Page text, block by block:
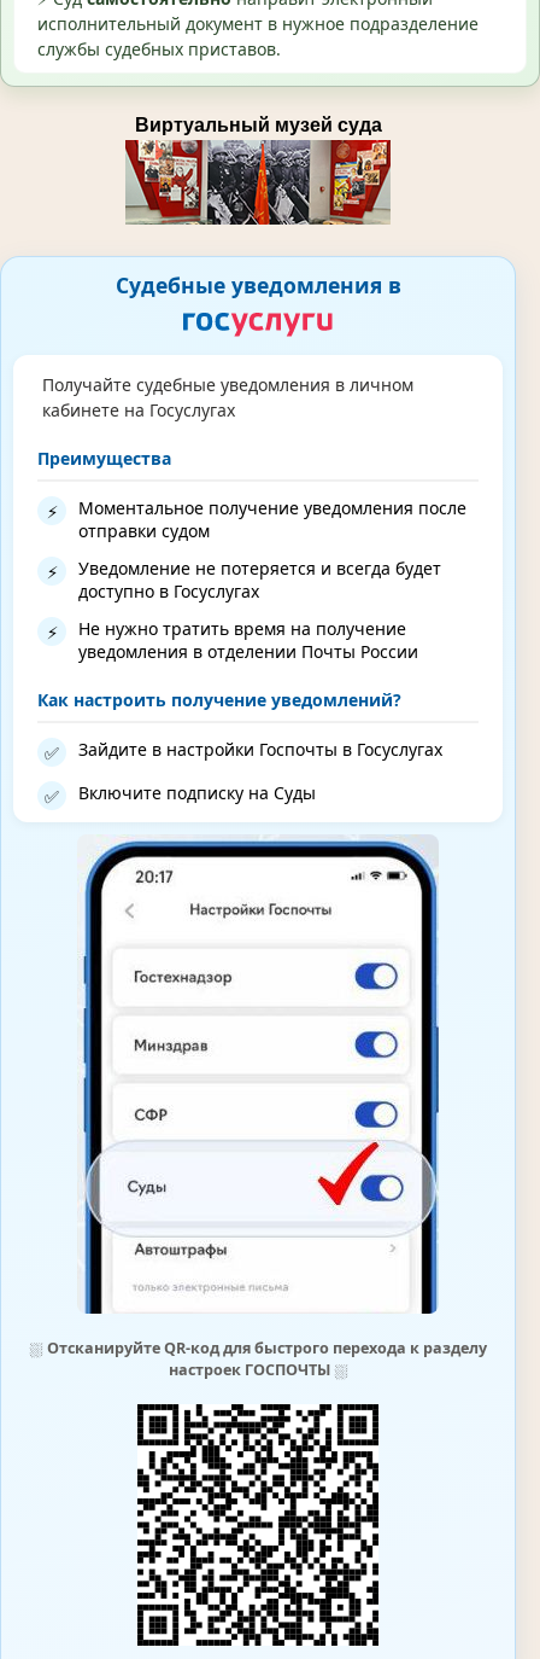
исполнительный документ в нужное подразделение
службы судебных приставов.
Виртуальный музей суда
Судебные уведомления в
Получайте судебные уведомления в личном
кабинете на Госуслугах
Преимущества
⚡
Моментальное получение уведомления после
отправки судом
⚡
Уведомление не потеряется и всегда будет
доступно в Госуслугах
⚡
Не нужно тратить время на получение
уведомления в отделении Почты России
Как настроить получение уведомлений?
✅ Зайдите в настройки Госпочты в Госуслугах
✅ Включите подписку на Суды
⛆ Отсканируйте QR-код для быстрого перехода к разделу
настроек ГОСПОЧТЫ⛆